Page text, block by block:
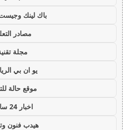
باك لينك
مصادر
مجلة
يو ان بي
موقع حالة
اخبار 24 ساعة
هيدب فنون